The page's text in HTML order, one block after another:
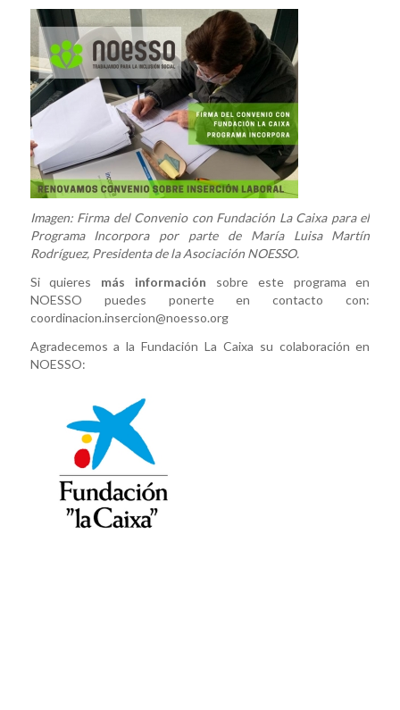
Imagen: Firma del Convenio con Fundación La Caixa para el
Programa Incorpora por parte de María Luisa Martín
Rodríguez, Presidenta de la Asociación NOESSO.
Si quieres más información sobre este programa en
NOESSO puedes ponerte en contacto con:
coordinacion.insercion@noesso.org
Agradecemos a la Fundación La Caixa su colaboración en
NOESSO: